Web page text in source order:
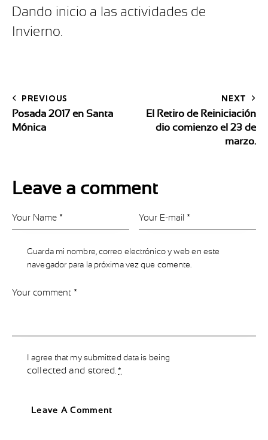
Dando inicio a las actividades de
Invierno.
PREVIOUS
Posada 2017 en Santa
Mónica
NEXT
El Retiro de Reiniciación
dio comienzo el 23 de
marzo.
Leave a comment
Guarda mi nombre, correo electrónico y web en este
navegador para la próxima vez que comente.
I agree that my submitted data is being
collected and stored .*